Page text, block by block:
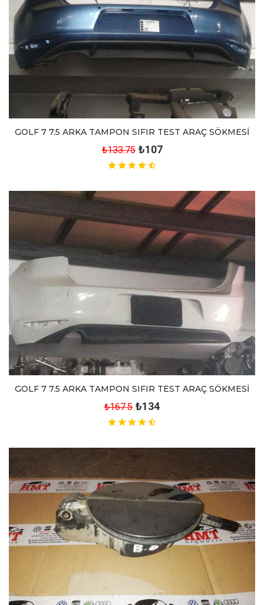
GOLF 7 7.5 ARKA TAMPON SIFIR TEST ARAÇ SÖKMESİ
₺133.75 ₺107
GOLF 7 7.5 ARKA TAMPON SIFIR TEST ARAÇ SÖKMESİ
₺167.5 ₺134